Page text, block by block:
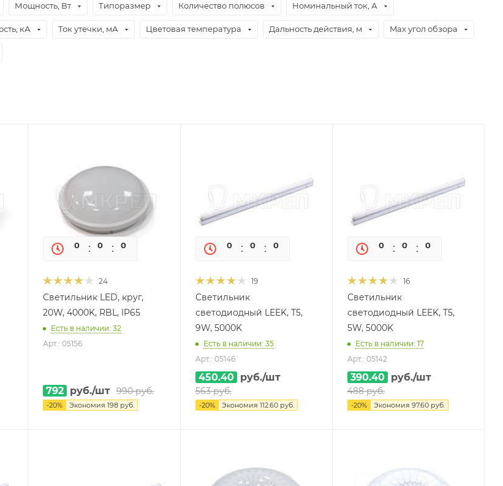
Мощность, Вт Типоразмер Количество полюсов Номинальный ток, А
кА Ток утечки, мА Цветовая температура Дальность действия, м Max угол обзора
0 0 0
24
Светильник LED, круг,
20W, 4000K, RBL, IP65
Есть в наличии: 32
Арт.: 05156
792 руб./шт 990руб.
-20% Экономия198 руб.
0 0 0
19
Светильник
светодиодный LEEK, T5,
9W, 5000K
Есть в наличии: 35
Арт.: 05146
450.40 руб./шт
563руб.
-20% Экономия 112.60руб.
0 0 0
16
Светильник
светодиодный LEEK, T5,
5W, 5000K
Есть в наличии: 17
Арт.: 05142
390.40 руб./шт
488руб.
-20% Экономия 97.60руб.